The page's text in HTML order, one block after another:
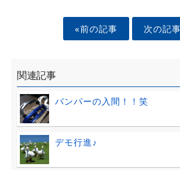
«前の記事 次の記
関連記事
バンパーの入間！！笑
デモ行進♪